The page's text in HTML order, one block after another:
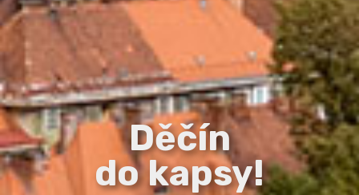
Děčín
do kapsy!